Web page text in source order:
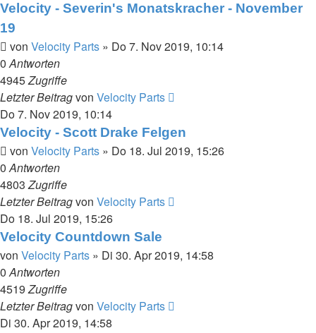
Velocity - Severin's Monatskracher - November
19
von Velocity Parts » Do 7. Nov 2019, 10:14
0Antworten
4945Zugriffe
Letzter Beitragvon Velocity Parts
Do 7. Nov 2019, 10:14
Velocity - Scott Drake Felgen
von Velocity Parts » Do 18. Jul 2019, 15:26
0Antworten
4803Zugriffe
Letzter Beitragvon Velocity Parts
Do 18. Jul 2019, 15:26
Velocity Countdown Sale
von Velocity Parts » Di 30. Apr 2019, 14:58
0Antworten
4519Zugriffe
Letzter Beitragvon Velocity Parts
Di 30. Apr 2019, 14:58